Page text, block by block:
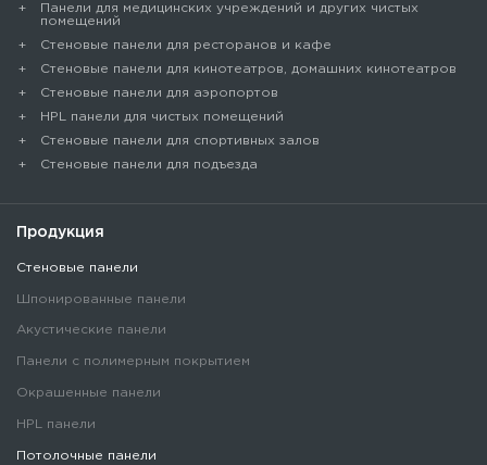
Панели для медицинских учреждений и других чистых
помещений
Стеновые панели для ресторанов и кафе
Стеновые панели для кинотеатров, домашних кинотеатров
Стеновые панели для аэропортов
HPL панели для чистых помещений
Стеновые панели для спортивных залов
Стеновые панели для подъезда
Продукция
Стеновые панели
Шпонированные панели
Акустические панели
Панели с полимерным покрытием
Окрашенные панели
HPL панели
Потолочные панели